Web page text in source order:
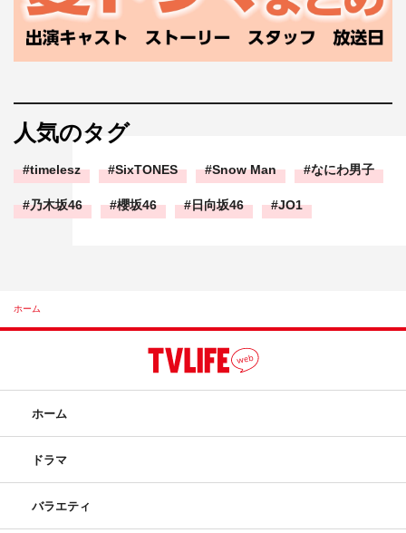
人気のタグ
timelesz SixTONES Snow Man なにわ男子
乃木坂46 櫻坂46 日向坂46 JO1
ホーム
ホーム
ドラマ
バラエティ